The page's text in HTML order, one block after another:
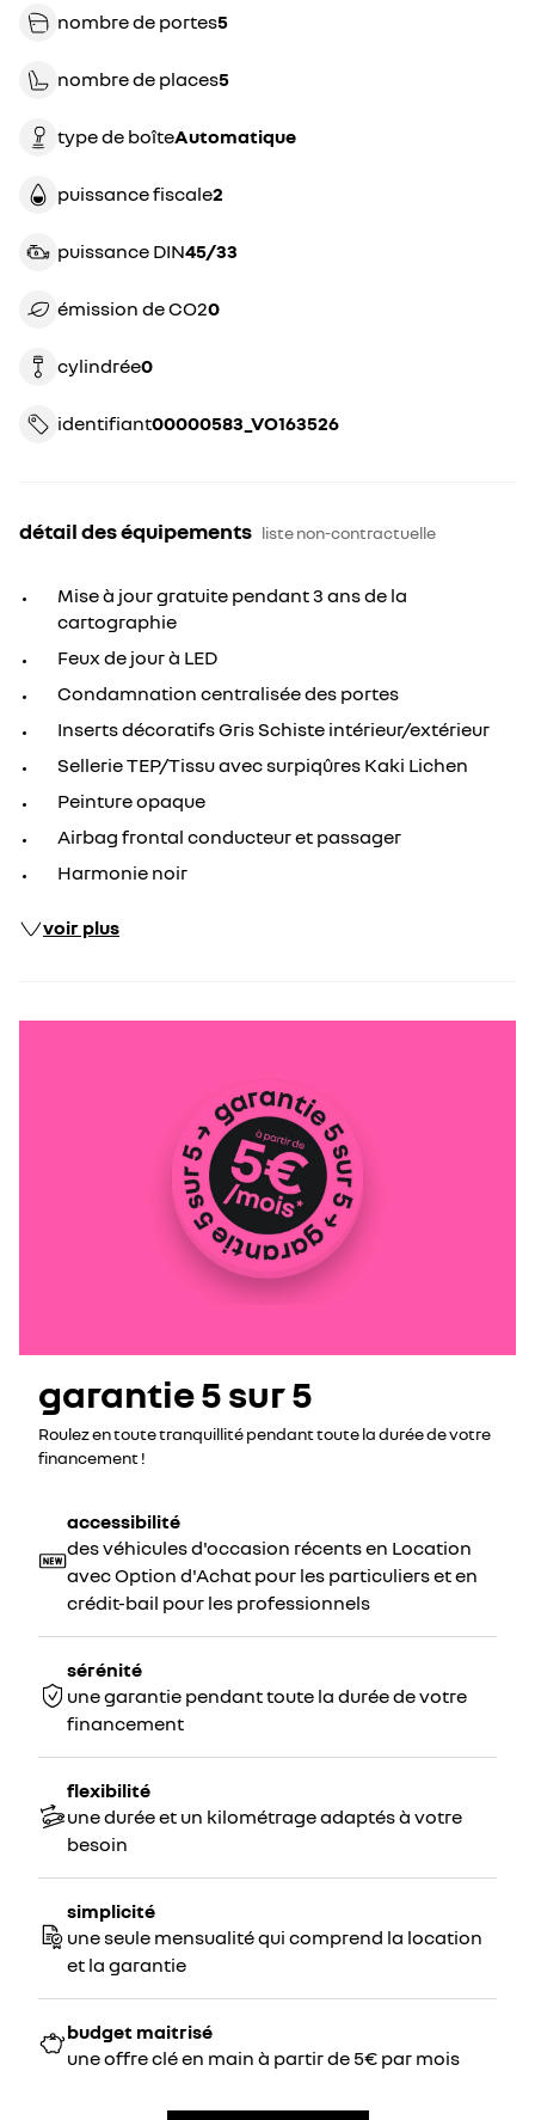
nombre de portes5
nombre de places5
type de boîte automatique
puissance fiscale2
puissance DIN 45/33
émission de CO20
cylindrée0
identifiant 00000583_VO163526
détail des équipements liste non-contractuelle
Mise à jour gratuite pendant 3 ans de la
cartographie
Feux de jour à LED
Condamnation centralisée des portes
Inserts décoratifs Gris Schiste intérieur/extérieur
Sellerie TEP/Tissu avec surpiqûres Kaki Lichen
Peinture opaque
Airbag frontal conducteur et passager
Harmonie noir
voir plus
garantie 5 sur 5
Roulez en toute tranquillité pendant toute la durée de votre
financement !
accessibilité
des véhicules d'occasion récents en Location
avec Option d'Achat pour les particuliers et en
crédit-bail pour les professionnels
sérénité
une garantie pendant toute la durée de votre
financement
flexibilité
une durée et un kilométrage adaptés à votre
besoin
simplicité
une seule mensualité qui comprend la location
et la garantie
budget maitrisé
une offre clé en main à partir de 5€ par mois